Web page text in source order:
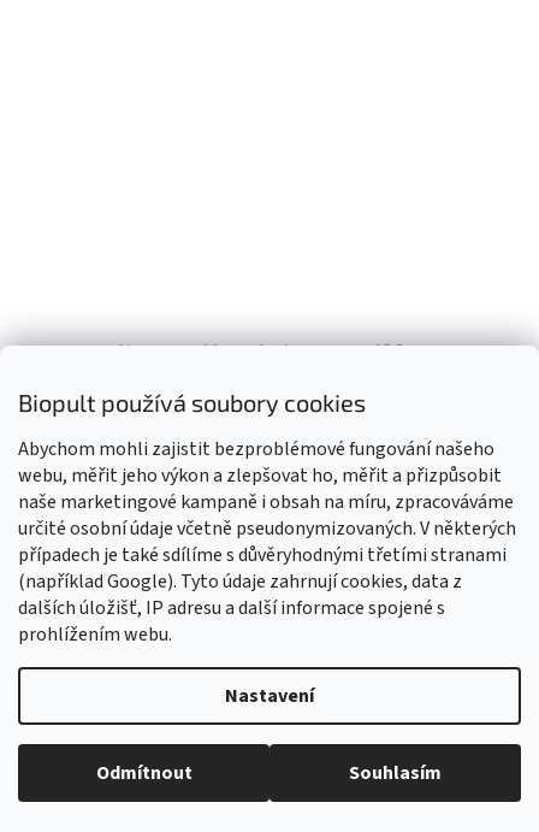
Biopult používá soubory cookies
Abychom mohli zajistit bezproblémové fungování našeho
webu, měřit jeho výkon a zlepšovat ho, měřit a přizpůsobit
naše marketingové kampaně i obsah na míru, zpracováváme
určité osobní údaje včetně pseudonymizovaných. V některých
případech je také sdílíme s důvěryhodnými třetími stranami
(například Google). Tyto údaje zahrnují cookies, data z
dalších úložišť, IP adresu a další informace spojené s
prohlížením webu.
Nastavení
Odmítnout Souhlasím
Vážení zákazníci, z důvodu čerpání dovolené budou všechny
objednávky přijaté v tomto období expedovány od 17. srpna 2026.
Děkujeme za pochopení, trpělivost i vaši přízeň. Přejeme vám krásné
Namman Muay Active cream 100 g
hodnocení
produktu
je
4,8
z
5
hvězdiček.
299 Kč Do košíku
Namman Muay, vynalezený téměř před sto lety, je jedním z nejlépe
střežených tajemství Thajska. Krém Namman Muay Active je...
Kód: